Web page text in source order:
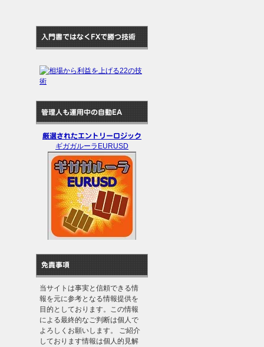
入門書ではなくFXで勝つ技術
管理人も運用中の自動EA
厳選されたエントリーロジック
ギガガルーラEURUSD
免責事項
当サイトは事実と信頼できる情
報を元に参考となる情報提供を
目的としております。この情報
による最終的なご判断は個人で
よろしくお願いします。 ご紹介
しております情報は個人的見解